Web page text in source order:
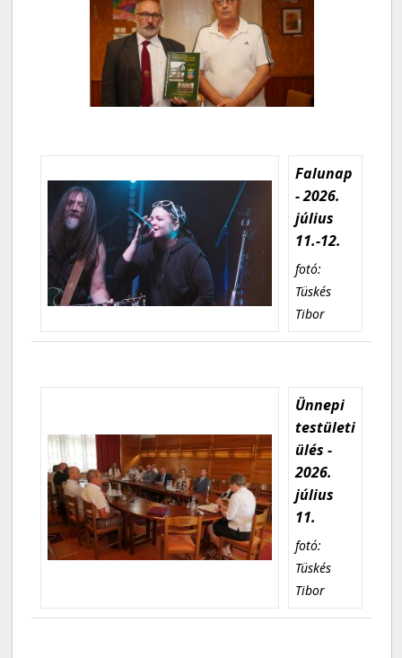
Falunap
- 2026.
július
11.-12.
fotó:
Tüskés
Tibor
Ünnepi
testületi
ülés -
2026.
július
11.
fotó:
Tüskés
Tibor